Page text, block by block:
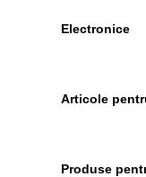
Electronice
Articole
Produse